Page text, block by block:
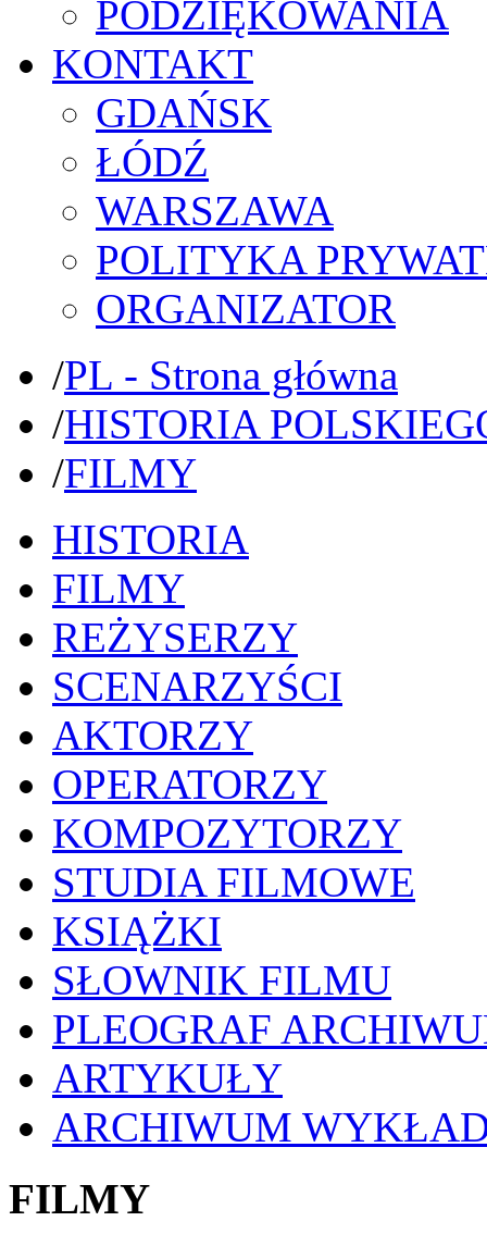
PODZIĘKOWANIA
KONTAKT
GDAŃSK
ŁÓDŹ
WARSZAWA
POLITYKA
ORGANIZATOR
/PL - Strona główna
/HISTORIA
/FILMY
HISTORIA
FILMY
REŻYSERZY
SCENARZYŚCI
AKTORZY
OPERATORZY
KOMPOZYTORZY
STUDIA FILMOWE
KSIĄŻKI
SŁOWNIK FILMU
PLEOGRAF
ARTYKUŁY
ARCHIWUM
FILMY